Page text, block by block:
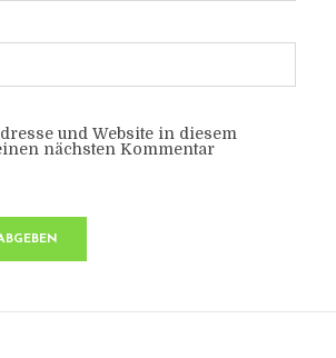
und Website in diesem
nächsten Kommentar